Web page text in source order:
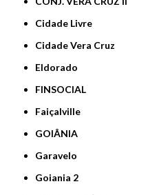
Cidade Livre
Cidade Vera Cruz
Eldorado
FINSOCIAL
Faiçalville
GOIÂNIA
Garavelo
Goiania 2